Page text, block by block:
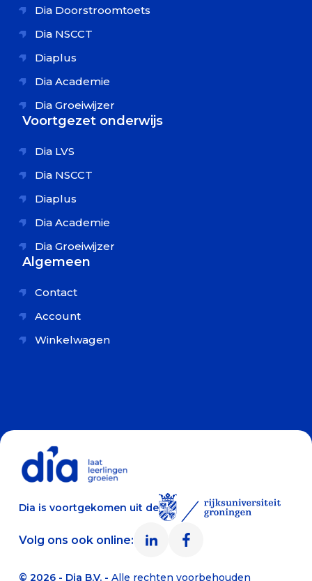
Dia Doorstroomtoets
Dia NSCCT
Diaplus
Dia Academie
Dia Groeiwijzer
Voortgezet onderwijs
Dia LVS
Dia NSCCT
Diaplus
Dia Academie
Dia Groeiwijzer
Algemeen
Contact
Account
Winkelwagen
Dia is voortgekomen uit de
Volg ons ook online:
© 2026 - Dia B.V. - Alle rechten voorbehouden